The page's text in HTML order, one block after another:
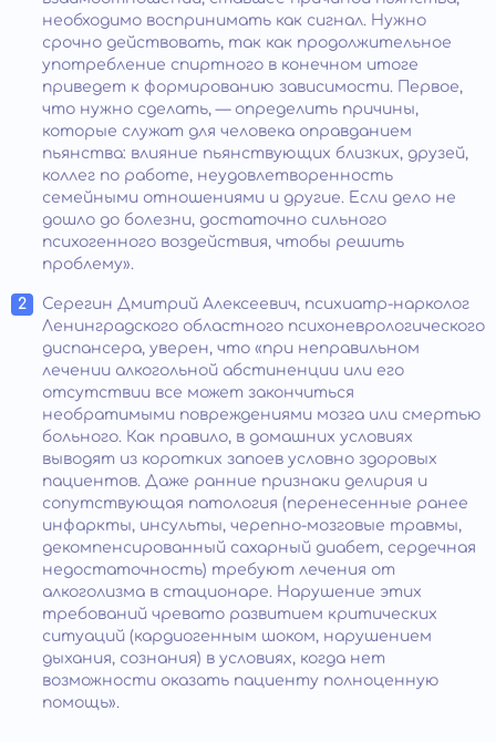
необходимо воспринимать как сигнал. Нужно
срочно действовать, так как продолжительное
употребление спиртного в конечном итоге
приведет к формированию зависимости. Первое,
что нужно сделать, — определить причины,
которые служат для человека оправданием
пьянства: влияние пьянствующих близких, друзей,
коллег по работе, неудовлетворенность
семейными отношениями и другие. Если дело не
дошло до болезни, достаточно сильного
психогенного воздействия, чтобы решить
проблему».
Серегин Дмитрий Алексеевич, психиатр-нарколог
Ленинградского областного психоневрологического
диспансера, уверен, что «при неправильном
лечении алкогольной абстиненции или его
отсутствии все может закончиться
необратимыми повреждениями мозга или смертью
больного. Как правило, в домашних условиях
выводят из коротких запоев условно здоровых
пациентов. Даже ранние признаки делирия и
сопутствующая патология (перенесенные ранее
инфаркты, инсульты, черепно-мозговые травмы,
декомпенсированный сахарный диабет, сердечная
недостаточность) требуют лечения от
алкоголизма в стационаре. Нарушение этих
требований чревато развитием критических
ситуаций (кардиогенным шоком, нарушением
дыхания, сознания) в условиях, когда нет
возможности оказать пациенту полноценную
помощь».